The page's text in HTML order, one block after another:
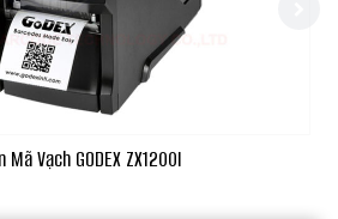
Mã Vạch GODEX ZX1200I